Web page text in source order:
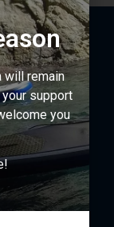
will remain
support
you